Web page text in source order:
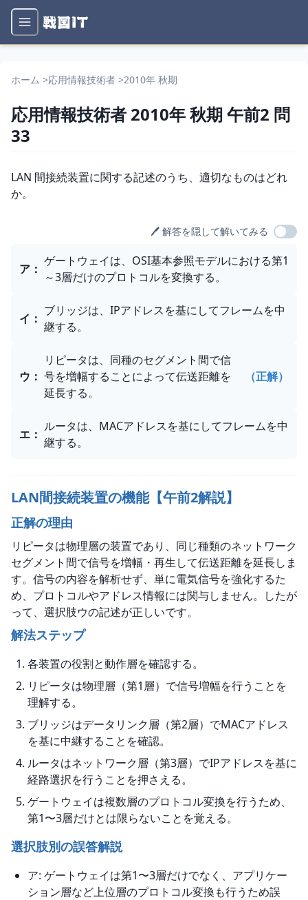
ホーム >応用情報技術者 >2010年 秋期
応用情報技術者 2010年 秋期午前2 問
33
問題文
LAN 間接続装置に関する記述のうち、適切なものはどれ
か。
🖊️ 解答を隠して解いてみる
選択肢
ア ：
ゲートウェイは、OSI基本参照モデルにおける第1
～3層だけのプロトコルを変換する。
イ ：
ブリッジは、IPアドレスを基にしてフレームを中
継する。
ウ ：
リピータは、同種のセグメント間で信
号を増幅することによって伝送距離を
延長する。
（正解）
エ ：
ルータは、MACアドレスを基にしてフレームを中
継する。
LAN間接続装置の機能【午前2解説】
正解の理由
リピータは物理層の装置であり、同じ種類のネットワーク
セグメント間で信号を増幅・再生して伝送距離を延長しま
す。信号の内容を解析せず、単に電気信号を強化するた
め、プロトコルやアドレス情報には関与しません。したが
って、選択肢ウの記述が正しいです。
解法ステップ
各装置の役割と動作層を確認する。
リピータは物理層（第1層）で信号増幅を行うことを
理解する。
ブリッジはデータリンク層（第2層）でMACアドレス
を基に中継することを確認。
ルータはネットワーク層（第3層）でIPアドレスを基に
経路選択を行うことを押さえる。
ゲートウェイは複数層のプロトコル変換を行うため、
第1〜3層だけとは限らないことを覚える。
選択肢別の誤答解説
ア: ゲートウェイは第1〜3層だけでなく、アプリケー
ション層など上位層のプロトコル変換も行うため誤